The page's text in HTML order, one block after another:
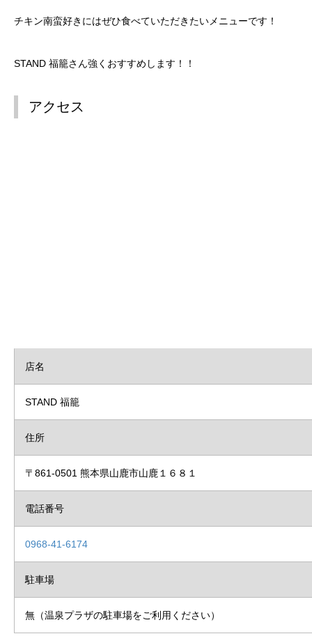
チキン南蛮好きにはぜひ食べていただきたいメニューです！
STAND 福籠さん強くおすすめします！！
アクセス
店名
STAND 福籠
住所
〒861-0501 熊本県山鹿市山鹿１６８１
電話番号
0968-41-6174
駐車場
無（温泉プラザの駐車場をご利用ください）